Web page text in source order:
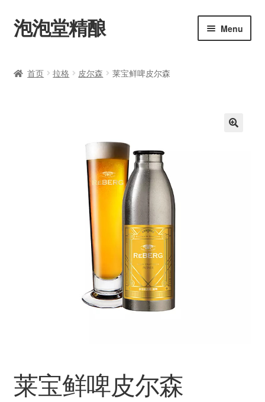
Skip
to
Skip
to
泡泡堂精酿 Menu
其他分类
首页 拉格 皮尔森 莱宝鲜啤皮尔森
莱宝鲜啤皮尔森